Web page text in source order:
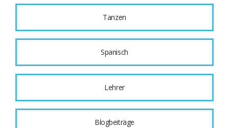
Tanzen
Spanisch
Lehrer
Blogbeiträge